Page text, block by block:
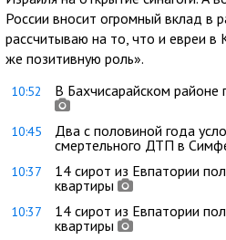
России вносит огромный вклад в
рассчитываю на то, что и евреи в
же позитивную роль».
10:52 В Бахчисарайском
10:45
Два с половиной года
смертельного ДТП в
10:37
14 сирот из Евпатории
квартиры
10:37
14 сирот из Евпатории
квартиры